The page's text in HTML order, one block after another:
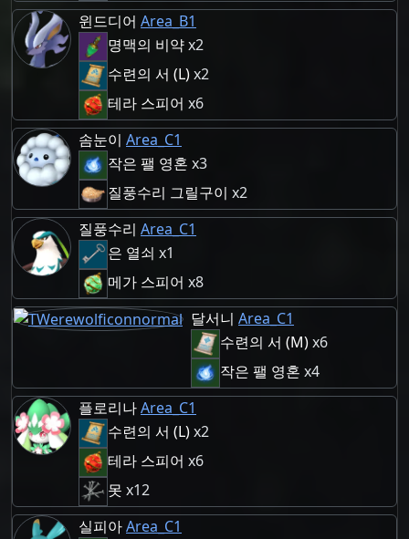
윈드디어 Area_B1
명맥의 비약x2
수련의 서 (L)x2
테라 스피어 x6
솜눈이 Area_C1
작은 팰 영혼 x3
질풍수리 그릴구이 x2
질풍수리 Area_C1
은 열쇠 x1
메가 스피어 x8
달서니 Area_C1
수련의 서 (M)x6
작은 팰 영혼 x4
플로리나Area_C1
수련의 서 (L)x2
테라 스피어 x6
못 x12
실피아Area_C1